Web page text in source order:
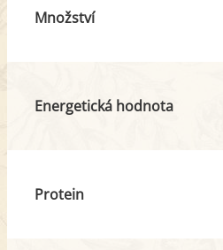
Množství
Energetická hodnota
Protein